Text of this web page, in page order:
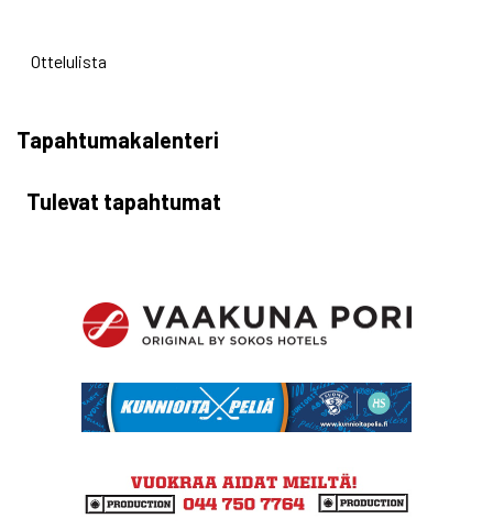
Ottelulista
Tapahtumakalenteri
Tulevat tapahtumat